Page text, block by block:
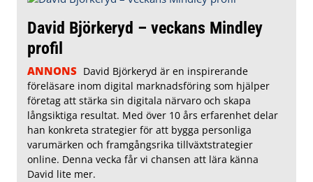
David Björkeryd – veckans Mindley
profil
ANNONS David Björkeryd är en inspirerande
föreläsare inom digital marknadsföring som hjälper
företag att stärka sin digitala närvaro och skapa
långsiktiga resultat. Med över 10 års erfarenhet delar
han konkreta strategier för att bygga personliga
varumärken och framgångsrika tillväxtstrategier
online. Denna vecka får vi chansen att lära känna
David lite mer.